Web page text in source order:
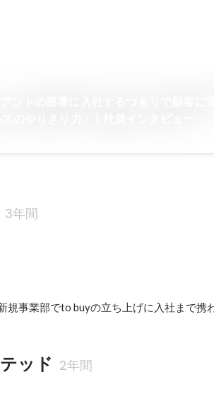
3年間
規事業部でto buyの立ち上げに入社まで携
ッド 2年間